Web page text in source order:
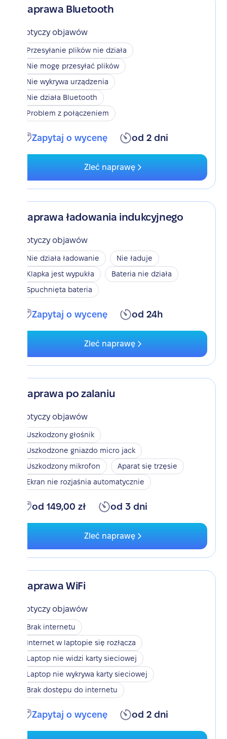
Naprawa Bluetooth
Dotyczy objawów
Przesyłanie plików nie działa
Nie mogę przesyłać plików
Nie wykrywa urządzenia
Nie działa Bluetooth
Problem z połączeniem
Zapytaj o wycenę od 2 dni
Zleć naprawę
Naprawa ładowania indukcyjnego
Dotyczy objawów
Nie działa ładowanie
Nie ładuje
Klapka jest wypukła
Bateria nie działa
Spuchnięta bateria
Zapytaj o wycenę od 24h
Zleć naprawę
Naprawa po zalaniu
Dotyczy objawów
Uszkodzony głośnik
Uszkodzone gniazdo micro jack
Uszkodzony mikrofon
Aparat się trzęsie
Ekran nie rozjaśnia automatycznie
od 149,00 zł od 3 dni
Zleć naprawę
Naprawa WiFi
Dotyczy objawów
Brak internetu
Internet w laptopie się rozłącza
Laptop nie widzi karty sieciowej
Laptop nie wykrywa karty sieciowej
Brak dostępu do internetu
Zapytaj o wycenę od 2 dni